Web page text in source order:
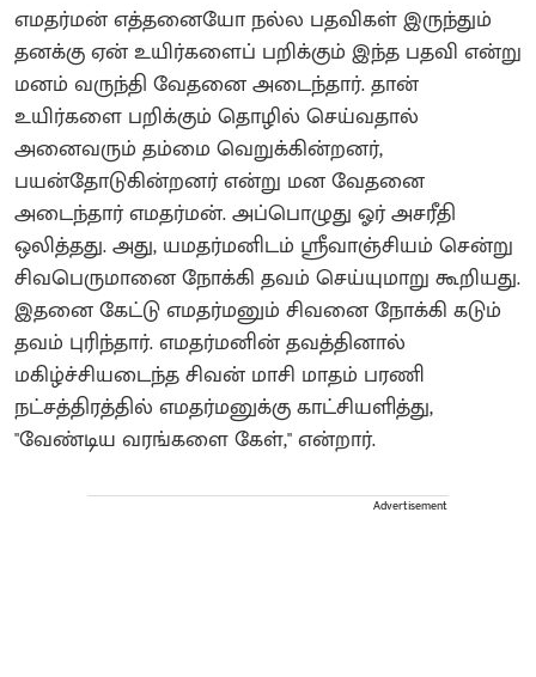
எமதர்மன் எத்தனையோ நல்ல பதவிகள் இருந்தும்
தனக்கு ஏன் உயிர்களைப் பறிக்கும் இந்த பதவி என்று
மனம் வருந்தி வேதனை அடைந்தார். தான்
உயிர்களை பறிக்கும் தொழில் செய்வதால்
அனைவரும் தம்மை வெறுக்கின்றனர்,
பயன்தோடுகின்றனர் என்று மன வேதனை
அடைந்தார் எமதர்மன். அப்பொழுது ஓர் அசரீதி
ஒலித்தது. அது, யமதர்மனிடம் ஸ்ரீவாஞ்சியம் சென்று
சிவபெருமானை நோக்கி தவம் செய்யுமாறு கூறியது.
இதனை கேட்டு எமதர்மனும் சிவனை நோக்கி கடும்
தவம் புரிந்தார். எமதர்மனின் தவத்தினால்
மகிழ்ச்சியடைந்த சிவன் மாசி மாதம் பரணி
நட்சத்திரத்தில் எமதர்மனுக்கு காட்சியளித்து,
"வேண்டிய வரங்களை கேள்," என்றார்.
Advertisement